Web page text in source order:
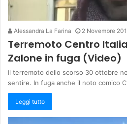
Alessandra La Farina 2 Novembre
Terremoto Centro
Zalone in fuga (Video)
Il terremoto dello scorso 30 ottobre
sentire. In fuga anche il noto comico
Leggi tutto